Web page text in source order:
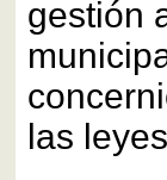
gestión
las